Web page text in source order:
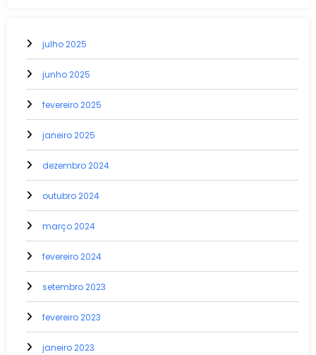
julho 2025
junho 2025
fevereiro 2025
janeiro 2025
dezembro 2024
outubro 2024
março 2024
fevereiro 2024
setembro 2023
fevereiro 2023
janeiro 2023